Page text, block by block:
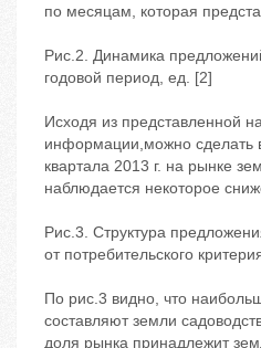
по месяцам, которая
Рис.2. Динамика
годовой период, ед. [2]
Исходя из представленной
информации,можно сделать
квартала 2013 г. на рынке
наблюдается некоторое
Рис.3. Структура
от потребительского
По рис.3 видно, что
составляют земли
доля рынка принадлежит